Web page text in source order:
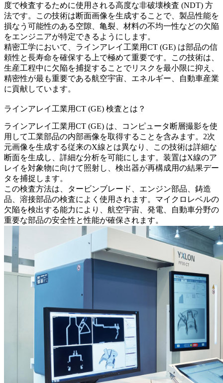
度で検査するために使用される高度な非破壊検査 (NDT) 方
法です。この技術は断面画像を生成することで、製品性能を
損なう可能性のある空隙、亀裂、材料の不均一性などの欠陥
をエンジニアが特定できるようにします。
精密工学において、ラインアレイ工業用CT (GE) は部品の信
頼性と長寿命を確保する上で極めて重要です。この技術は、
生産工程中に欠陥を捕捉することでリスクを最小限に抑え、
精密性が最も重要である航空宇宙、エネルギー、自動車産業
に貢献しています。
ラインアレイ工業用CT (GE) 検査とは？
ラインアレイ工業用CT (GE) は、コンピュータ断層撮影を使
用して工業部品の内部画像を取得することを含みます。2次
元画像を生成する従来のX線とは異なり、この技術は詳細な
断面を生成し、詳細な分析を可能にします。装置はX線のア
レイを対象物に向けて照射し、検出器が再構成用の結果デー
タを捕捉します。
この検査方法は、タービンブレード、エンジン部品、鋳造
品、溶接部品の検査によく使用されます。マイクロレベルの
欠陥を検出する能力により、航空宇宙、発電、自動車分野の
重要な部品の安全性と性能が確保されます。